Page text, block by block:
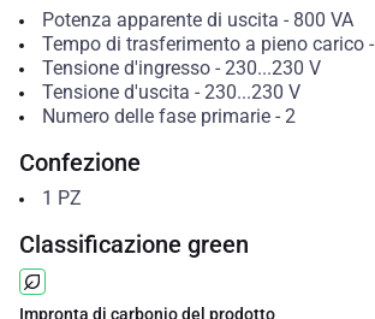
Potenza apparente di uscita - 800 VA
Tempo di trasferimento a pieno carico-
Tensione d'ingresso- 230...230 V
Tensione d'uscita - 230...230 V
Numero delle fase primarie- 2
Confezione
1 PZ
Classificazione green
Impronta di carbonio del prodotto